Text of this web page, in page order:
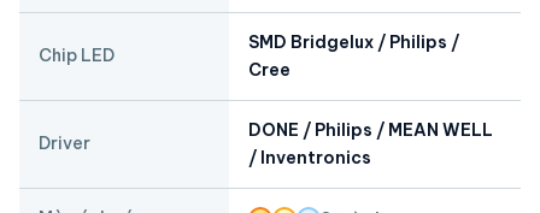
Chip LED
SMD Bridgelux / Philips /
Cree
Driver
DONE / Philips / MEAN WELL
/ Inventronics